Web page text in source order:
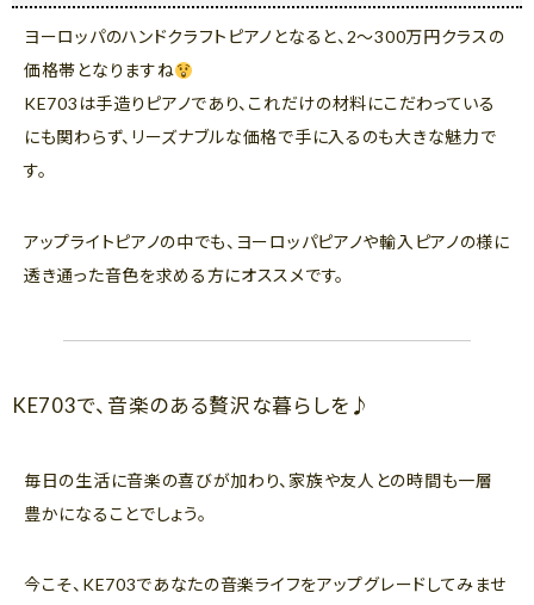
ヨーロッパのハンドクラフトピアノとなると、2～300万円クラスの
価格帯となりますね
KE703は手造りピアノであり、これだけの材料にこだわっている
にも関わらず、リーズナブルな価格で手に入るのも大きな魅力で
す。
アップライトピアノの中でも、ヨーロッパピアノや輸入ピアノの様に
透き通った音色を求める方にオススメです。
KE703で、音楽のある贅沢な暮らしを♪
毎日の生活に音楽の喜びが加わり、家族や友人との時間も一層
豊かになることでしょう。
今こそ、KE703であなたの音楽ライフをアップグレードしてみませ